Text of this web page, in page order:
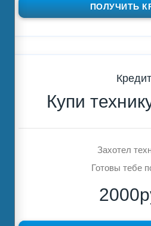
ПОЛУЧИТЬ
Кредит
Купи
Захотел
Готовы тебе